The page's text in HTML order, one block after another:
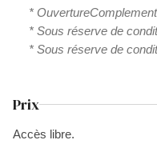
*
* Sous réserve de
* Sous réserve de
Prix
Accès libre.